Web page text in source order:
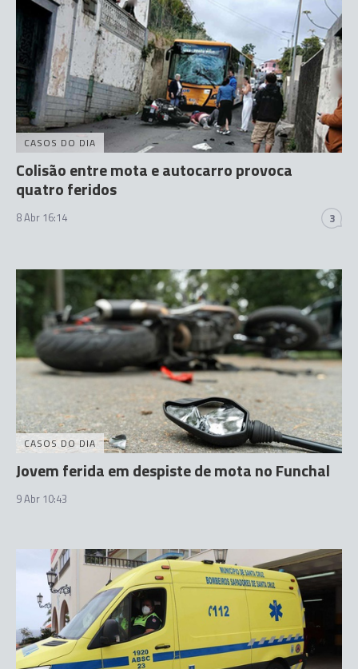
CASOS DO DIA
Colisão entre mota e autocarro provoca
quatro feridos
8 Abr 16:14 3
CASOS DO DIA
Jovem ferida em despiste de mota no Funchal
9 Abr 10:43